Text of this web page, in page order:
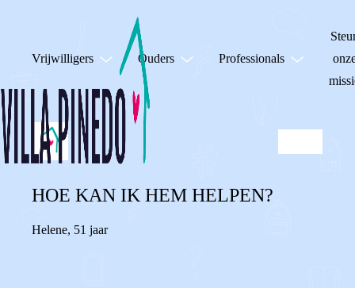
Vrijwilligers Ouders Professionals
HOE KAN IK HEM HELPEN?
Helene, 51 jaar